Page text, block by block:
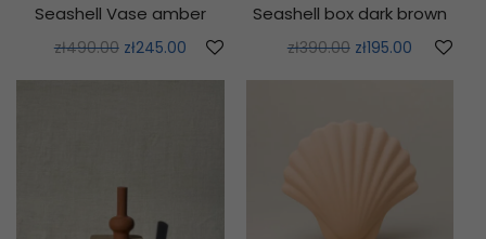
Seashell Vase amber
zł490.00 zł245.00
Seashell box dark brown
zł390.00 zł195.00